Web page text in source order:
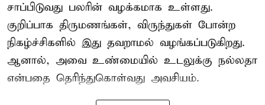
சாப்பிடுவது பலரின் வழக்கமாக உள்ளது.
குறிப்பாக திருமணங்கள், விருந்துகள் போன்ற
நிகழ்ச்சிகளில் இது தவறாமல் வழங்கப்படுகிறது.
ஆனால், அவை உண்மையில் உடலுக்கு நல்லதா
என்பதை தெரிந்துகொள்வது அவசியம்.